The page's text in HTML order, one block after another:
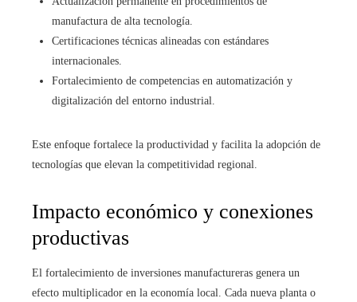
manufactura de alta tecnología.
Certificaciones técnicas alineadas con estándares
internacionales.
Fortalecimiento de competencias en automatización y
digitalización del entorno industrial.
Este enfoque fortalece la productividad y facilita la adopción de
tecnologías que elevan la competitividad regional.
Impacto económico y conexiones
productivas
El fortalecimiento de inversiones manufactureras genera un
efecto multiplicador en la economía local. Cada nueva planta o